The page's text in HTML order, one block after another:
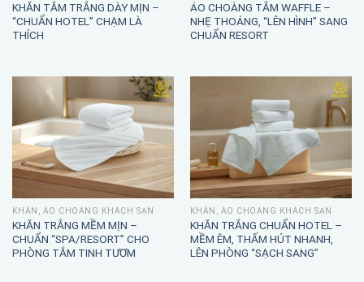
KHĂN TẮM TRẮNG DÀY MỊN –
“CHUẨN HOTEL” CHẠM LÀ
THÍCH
ÁO CHOÀNG TẮM WAFFLE –
NHẸ THOÁNG, “LÊN HÌNH” SANG
CHUẨN RESORT
KHĂN, ÁO CHOÀNG KHÁCH SẠN
KHĂN TRẮNG MỀM MỊN –
CHUẨN “SPA/RESORT” CHO
PHÒNG TẮM TINH TƯƠM
KHĂN, ÁO CHOÀNG KHÁCH SẠN
KHĂN TRẮNG CHUẨN HOTEL –
MỀM ÊM, THẤM HÚT NHANH,
LÊN PHÒNG “SẠCH SANG”